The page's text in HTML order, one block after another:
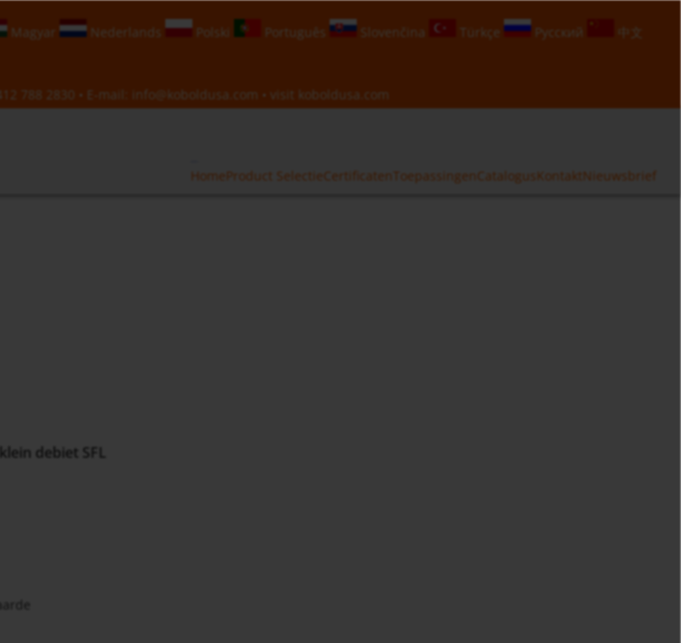
Magyar Nederlands Polski Português Slovenčina Türkçe Русский
中文
788 2830 • E-mail: info@koboldusa.com • visit koboldusa.com
HomeProduct SelectieCertificaten Toepassingen CatalogusKontaktNieuwsbrief
debiet SFL